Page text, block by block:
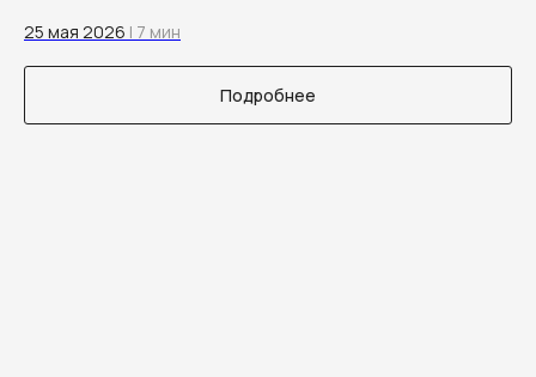
25 мая 2026 | 7 мин
Подробнее